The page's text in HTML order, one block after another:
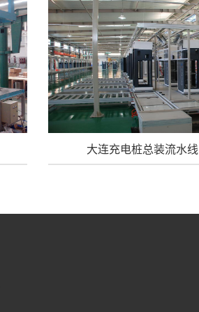
大连充电桩总装流水线